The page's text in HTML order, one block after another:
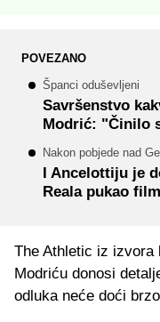
POVEZANO
Španci oduševljeni
Savršenstvo
Modrić: "Činilo
Nakon pobjede nad
I Ancelottiju je
Reala pukao
The Athletic iz izvora
Modriću donosi
odluka neće doći